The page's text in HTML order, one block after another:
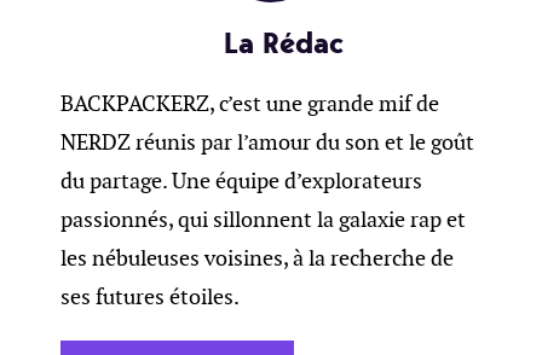
La Rédac
BACKPACKERZ, c’est une grande mif de
NERDZ réunis par l’amour du son et le goût
du partage. Une équipe d’explorateurs
passionnés, qui sillonnent la galaxie rap et
les nébuleuses voisines, à la recherche de
ses futures étoiles.